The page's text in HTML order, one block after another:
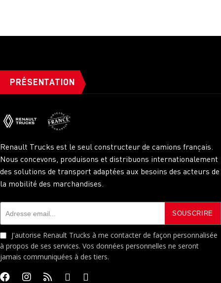
PRÉSENTATION
Renault Trucks est le seul constructeur de camions français.
Nous concevons, produisons et distribuons internationalement
des solutions de transport adaptées aux besoins des acteurs de
la mobilité des marchandises.
J'autorise Renault Trucks à me contacter de façon personnalisée
à propos de ses services. Vos données personnelles ne seront
jamais communiquées à des tiers.